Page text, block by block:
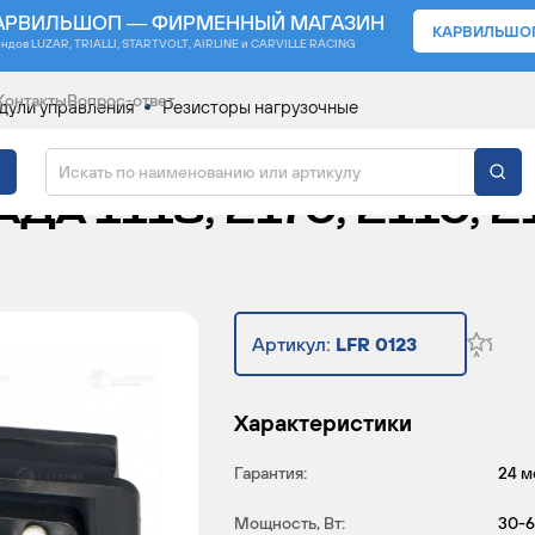
— ФИРМЕННЫЙ МАГАЗИН
LUZAR, TRIALLI, STARTVOLT, AIRLINE и CARVILLE RACING
Вопрос-ответ
управления Резисторы нагрузочные
1118, 2170, 2110,
Артикул: LFR 0123
Характеристики
Гарантия: 24
Мощность, Вт: 30-